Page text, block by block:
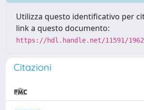
Utilizza questo identificativo per
link a questo documento:
https://hdl.handle.net/11591/
Citazioni